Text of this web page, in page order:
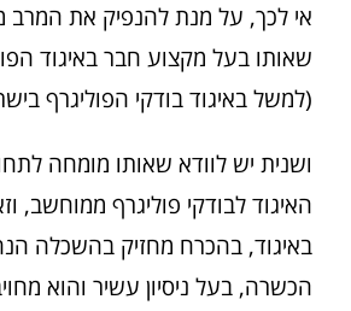
אי לכך, על מנת להנפיק את המרב
שאותו בעל מקצוע חבר באיגוד
(למשל באיגוד בודקי הפוליגרף
ושנית יש לוודא שאותו מומחה
האיגוד לבודקי פוליגרף ממוחשב,
באיגוד, בהכרח מחזיק בהשכלה
הכשרה, בעל ניסיון עשיר והוא